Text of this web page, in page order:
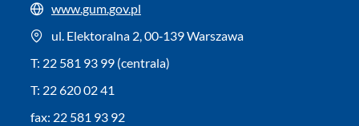
www.gum.gov.pl
ul. Elektoralna 2, 00‑139 Warszawa
T: 22 581 93 99 (centrala)
T: 22 620 02 41
fax: 22 581 93 92